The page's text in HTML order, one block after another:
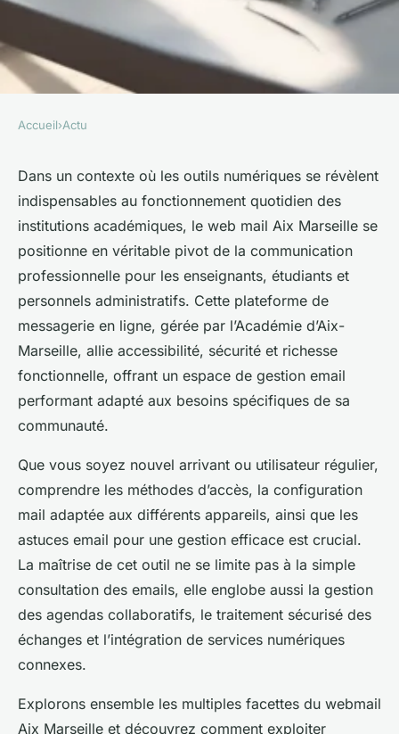
Web mail aix marseille : tout
savoir pour bien gérer votre
messagerie
Victor•13/04/2026 08:00•11 min de lecture
Accueil›Actu
Dans un contexte où les outils numériques se révèlent
indispensables au fonctionnement quotidien des
institutions académiques, le web mail Aix Marseille se
positionne en véritable pivot de la communication
professionnelle pour les enseignants, étudiants et
personnels administratifs. Cette plateforme de
messagerie en ligne, gérée par l’Académie d’Aix-
Marseille, allie accessibilité, sécurité et richesse
fonctionnelle, offrant un espace de gestion email
performant adapté aux besoins spécifiques de sa
communauté.
Que vous soyez nouvel arrivant ou utilisateur régulier,
comprendre les méthodes d’accès, la configuration
mail adaptée aux différents appareils, ainsi que les
astuces email pour une gestion efficace est crucial.
La maîtrise de cet outil ne se limite pas à la simple
consultation des emails, elle englobe aussi la gestion
des agendas collaboratifs, le traitement sécurisé des
échanges et l’intégration de services numériques
connexes.
Explorons ensemble les multiples facettes du webmail
Aix Marseille et découvrez comment exploiter